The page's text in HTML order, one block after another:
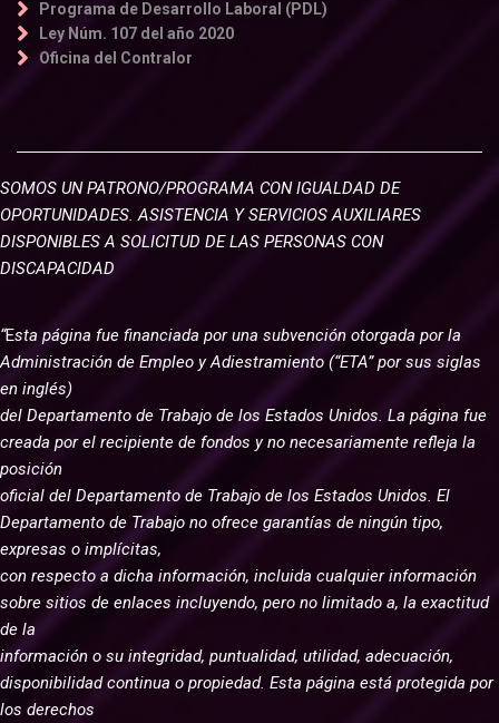
Programa de Desarrollo Laboral (PDL)
Ley Núm. 107 del año 2020
Oficina del Contralor
SOMOS UN PATRONO/PROGRAMA CON IGUALDAD DE
OPORTUNIDADES. ASISTENCIA Y SERVICIOS AUXILIARES
DISPONIBLES A SOLICITUD DE LAS PERSONAS CON
DISCAPACIDAD
“Esta página fue financiada por una subvención otorgada por la
Administración de Empleo y Adiestramiento (“ETA” por sus siglas
en inglés)
del Departamento de Trabajo de los Estados Unidos. La página fue
creada por el recipiente de fondos y no necesariamente refleja la
posición
oficial del Departamento de Trabajo de los Estados Unidos. El
Departamento de Trabajo no ofrece garantías de ningún tipo,
expresas o implícitas,
con respecto a dicha información, incluida cualquier información
sobre sitios de enlaces incluyendo, pero no limitado a, la exactitud
de la
información o su integridad, puntualidad, utilidad, adecuación,
disponibilidad continua o propiedad. Esta página está protegida por
los derechos